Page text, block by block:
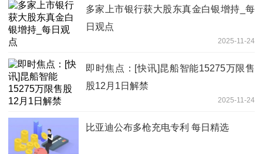
多家上市银行获大股东真金白银增持_每
日观点
2025-11-24
即时焦点：[快讯]昆船智能15275万限售
股12月1日解禁
2025-11-24
比亚迪公布多枪充电专利 每日精选